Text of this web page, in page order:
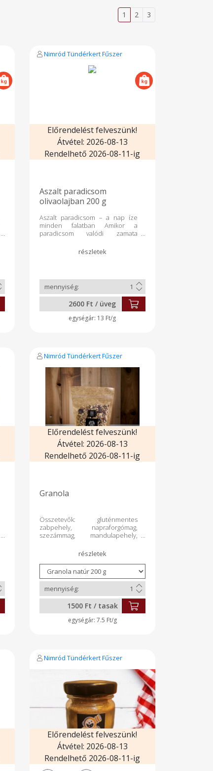
1 2 3
Nimród Tündérkert Fűszer
Előrendelést felveszünk!
Átvétel: 2026-08-13
Rendelhető 2026-08-11-ig
Aszalt paradicsom
olivaolajban 200 g
Aszalt paradicsom – a nap íze
minden falatban Amikor a
paradicsom valódi zamata
mediterrán konyha egyik
legértékesebb alapanyaga. Miért
megőrzi a paradicsom minden
értékes tápanyagát ✔ Gazdag
likopinban, vitaminokban és
ásványi anyagokban ✔ Nincs
benne semmi felesleges – csak a
tiszta, koncentrált íz Hogyan
– Kenyérbe sütve vagy pesztóba
turmixolva – Vagy csak úgy,
magában, mert úgy is isteni! A
termék tartósítószer mentes.
2600 Ft / üveg
13 Ft/g
Nimród Tündérkert Fűszer
Előrendelést felveszünk!
Átvétel: 2026-08-13
Rendelhető 2026-08-11-ig
Granola
Összetevők: gluténmentes
zabpehely, napraforgómag,
szezámmag, mandulapehely,
hársméz, mazsola, vörös áfonya.
szeleteket tartalmaz.
GLUTÉNMENTES Adalékanyag és
tartósítószermentes. Növényi
tejjel, tejjel, joghurttal vagy akár
önmagában is fogyasztható.
Kiváló energia-és rostforrást kínál
az egészségre vágyóknak.
1500 Ft / tasak
7.5 Ft/g
Nimród Tündérkert Fűszer
Előrendelést felveszünk!
Átvétel: 2026-08-13
Rendelhető 2026-08-11-ig